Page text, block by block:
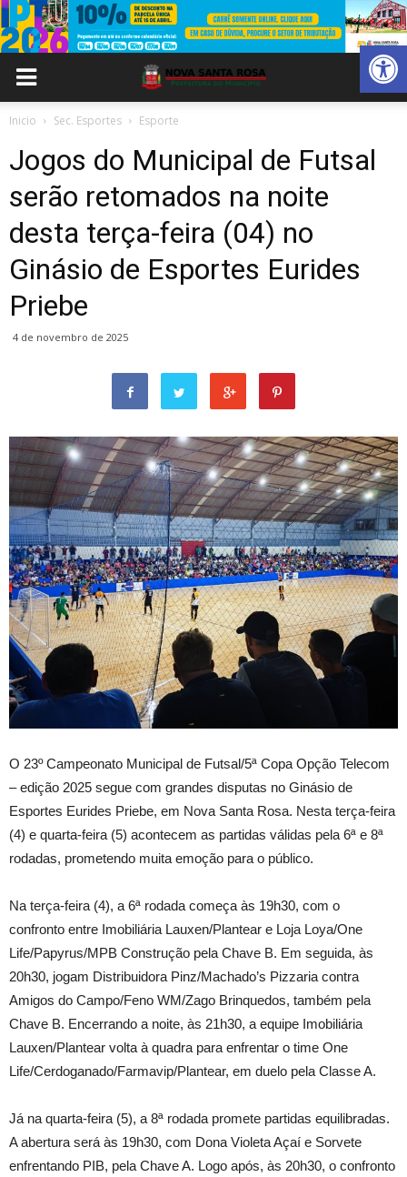
Abrir
Inicio Sec. Esportes Esporte
Jogos do Municipal de Futsal
serão retomados na noite
desta terça-feira (04) no
Ginásio de Esportes Eurides
Priebe
4 de novembro de 2025
O 23º Campeonato Municipal de Futsal/5ª Copa Opção Telecom
– edição 2025 segue com grandes disputas no Ginásio de
Esportes Eurides Priebe, em Nova Santa Rosa. Nesta terça-feira
(4) e quarta-feira (5) acontecem as partidas válidas pela 6ª e 8ª
rodadas, prometendo muita emoção para o público.
Na terça-feira (4), a 6ª rodada começa às 19h30, com o
confronto entre Imobiliária Lauxen/Plantear e Loja Loya/One
Life/Papyrus/MPB Construção pela Chave B. Em seguida, às
20h30, jogam Distribuidora Pinz/Machado’s Pizzaria contra
Amigos do Campo/Feno WM/Zago Brinquedos, também pela
Chave B. Encerrando a noite, às 21h30, a equipe Imobiliária
Lauxen/Plantear volta à quadra para enfrentar o time One
Life/Cerdoganado/Farmavip/Plantear, em duelo pela Classe A.
Já na quarta-feira (5), a 8ª rodada promete partidas equilibradas.
A abertura será às 19h30, com Dona Violeta Açaí e Sorvete
enfrentando PIB, pela Chave A. Logo após, às 20h30, o confronto